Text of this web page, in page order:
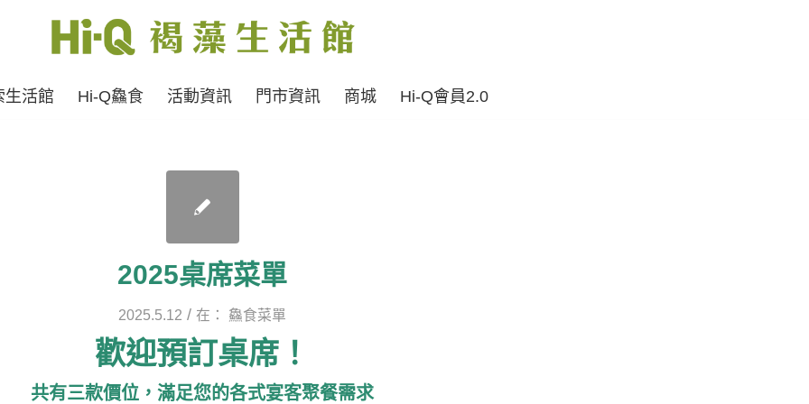
生活館 Hi-Q鱻食 活動資訊 門市資訊 商城 Hi-Q會員2.0
2025桌席菜單
2025.5.12 / 在： 鱻食菜單
歡迎預訂桌席！
共有三款價位，滿足您的各式宴客聚餐需求